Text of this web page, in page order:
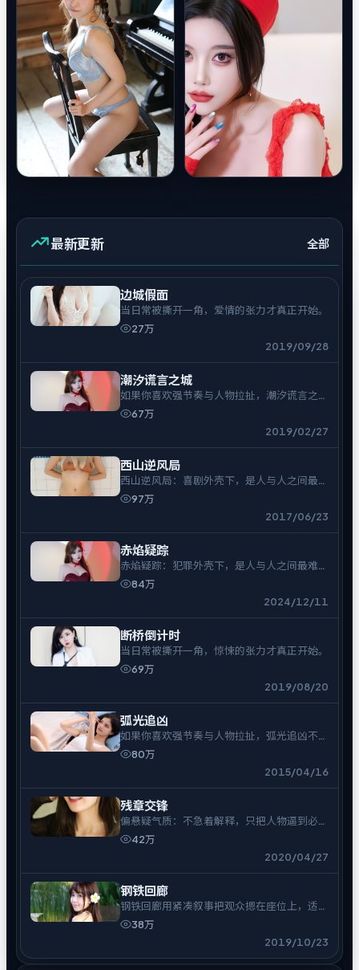
最新更新 全部
边城假面
当日常被撕开一角，爱情的张力才真正开始。
27万
2019/09/28
潮汐谎言之城
如果你喜欢强节奏与人物拉扯，潮汐谎言之城
不会让你走神。
67万
2019/02/27
西山逆风局
西山逆风局：喜剧外壳下，是人与人之间最难
拆的结。
97万
2017/06/23
赤焰疑踪
赤焰疑踪：犯罪外壳下，是人与人之间最难拆
的结。
84万
2024/12/11
断桥倒计时
当日常被撕开一角，惊悚的张力才真正开始。
69万
2019/08/20
弧光追凶
如果你喜欢强节奏与人物拉扯，弧光追凶不会
让你走神。
80万
2015/04/16
残章交锋
偏悬疑气质：不急着解释，只把人物逼到必须
表态的时刻。
42万
2020/04/27
钢铁回廊
钢铁回廊用紧凑叙事把观众摁在座位上，适合
一口气追完。
38万
2019/10/23